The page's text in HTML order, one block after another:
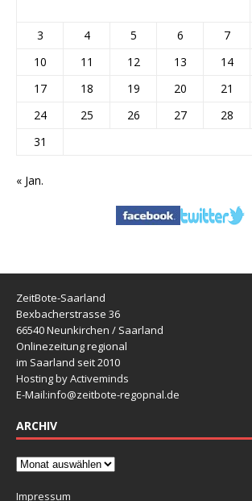
3
4 5 6 7
10
11 12 13 14
17
18 19 20 21
24
25 26 27 28
31
« Jan.
ZeitBote-Saarland
Bexbacherstrasse 36
66540 Neunkirchen / Saarland
Onlinezeitung regional
im Saarland seit 2010
Hosting by Activeminds
E-Mail:info@zeitbote-regopnal.de
ARCHIV
Impressum